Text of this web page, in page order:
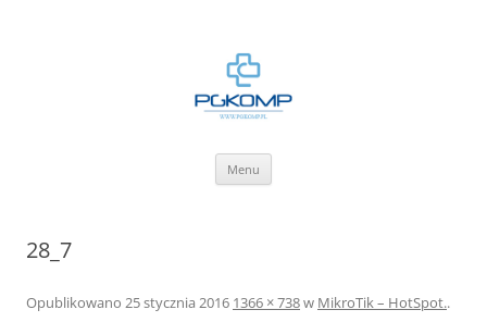
Menu
28_7
Opublikowano 25 stycznia 2016 1366 × 738w MikroTik – HotSpot..